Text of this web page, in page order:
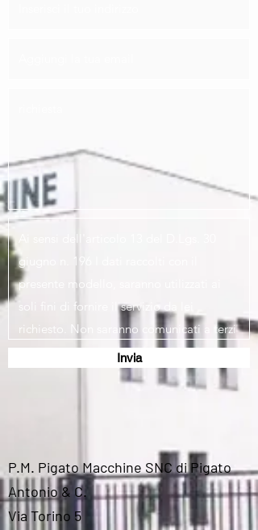
Invia
P.M. Pigato Macchine SNC di Pigato
Antonio & C.
Via Torino 5